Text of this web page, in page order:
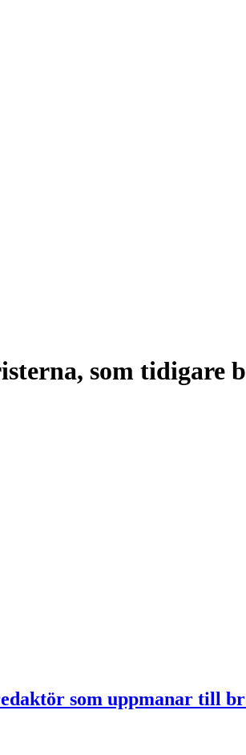
som tidigare
som uppmanar till